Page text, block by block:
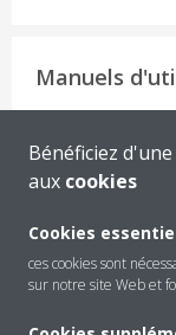
Manuels
Bénéficiez
aux cookies
Cookies
ces cookies sont
sur notre site Web et